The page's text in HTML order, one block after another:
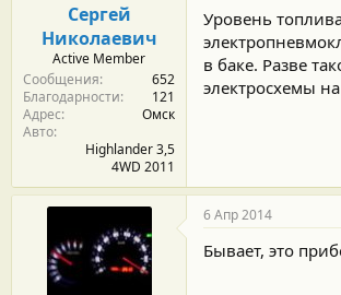
Сергей
Николаевич
Active Member
Сообщения
652
Благодарности
121
Адрес
Омск
Авто
Highlander 3,5
4WD 2011
Уровень
в баке. Разве
электросхемы
6 Апр 2014
Бывает, это